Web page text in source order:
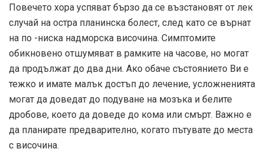
Повечето хора успяват бързо да се възстановят от лек
случай на остра планинска болест, след като се върнат
на по -ниска надморска височина. Симптомите
обикновено отшумяват в рамките на часове, но могат
да продължат до два дни. Ако обаче състоянието Ви е
тежко и имате малък достъп до лечение, усложненията
могат да доведат до подуване на мозъка и белите
дробове, което да доведе до кома или смърт. Важно е
да планирате предварително, когато пътувате до места
с височина.